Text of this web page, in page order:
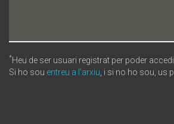
*Heu de ser usuari registrat per poder
Si ho sou entreu a l'arxiu , i si no ho sou, us